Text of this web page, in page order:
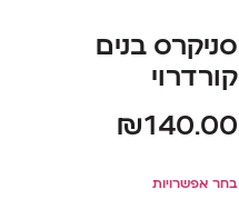
סניקרס בנים
קורדרוי
₪140.00
בחר אפשרויות